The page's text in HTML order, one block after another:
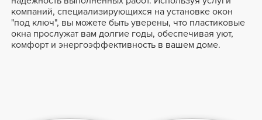
компаний, специализирующихся на установке окон
"под ключ", вы можете быть уверены, что пластиковые
окна прослужат вам долгие годы, обеспечивая уют,
комфорт и энергоэффективность в вашем доме.